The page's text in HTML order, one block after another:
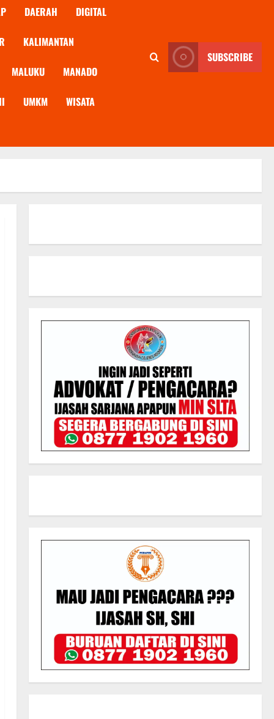
DAERAH DIGITAL
KALIMANTAN
MALUKU MANADO
UMKM WISATA
SUBSCRIBE